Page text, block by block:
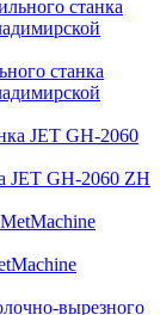
станка
JET GH-2060 ZH